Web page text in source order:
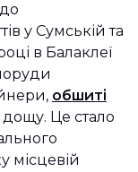
у Сумській та
в Балаклеї
обшиті
дощу. Це стало
місцевій